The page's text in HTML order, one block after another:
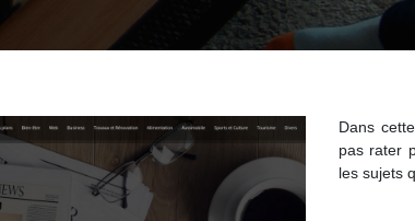
Dans
pas rater
les sujets